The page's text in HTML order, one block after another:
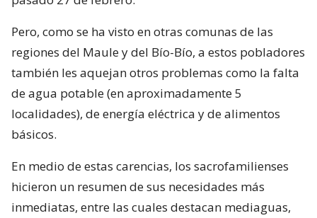
Pero, como se ha visto en otras comunas de las
regiones del Maule y del Bío-Bío, a estos pobladores
también les aquejan otros problemas como la falta
de agua potable (en aproximadamente 5
localidades), de energía eléctrica y de alimentos
básicos.
En medio de estas carencias, los sacrofamilienses
hicieron un resumen de sus necesidades más
inmediatas, entre las cuales destacan mediaguas,